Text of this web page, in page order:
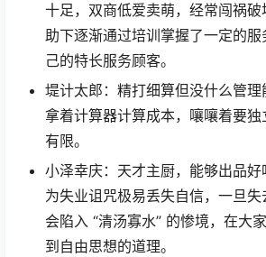
十足，双商低爱卖萌，经常闯祸
助下逐渐通过培训掌握了一定的服
己的特长服务顾客。
堤计太郎：精打细算但没什么管
拿着计算器计算成本，嚷嚷着要
有限。
小泽幸庆：天才主厨，能够出品好
为失业诅咒极易丢失自信，一旦
会陷入 “清汤寡水” 的惨境，在大
到自由思想的道理。